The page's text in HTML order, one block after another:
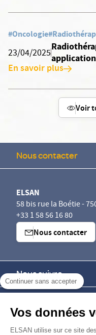
Continuer sans accepter
Vos données
ELSAN utilise sur ce site
#Oncologie
23/04/2025
En savoir plus
Voir
Nous contacter
ELSAN
58 bis rue la Boétie -
+33 1 58 56 16 80
Nous contacter
Nous suivre
Nous rejoindre